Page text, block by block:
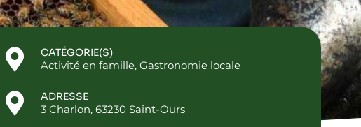
CATÉGORIE(S)
Activité en famille, Gastronomie locale
ADRESSE
3 Charlon, 63230 Saint-Ours